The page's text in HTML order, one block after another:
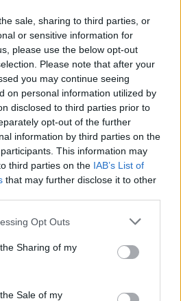
sale, sharing to third parties, or
or sensitive information for
please use the below opt-out
Please note that after your
you may continue seeing
on personal information utilized by
disclosed to third parties prior to
opt-out of the further
information by third parties on the
This information may
third parties on the IAB’s List of
that may further disclose it to other
app uses one or more Google
usage behaviour. You may click to
and its third-party tags to
purposes in below Google
Opt Outs
Sharing of my
Sale of my
ΟΦΕΙΛΩΝ
στο Google Newsκαι μάθετε